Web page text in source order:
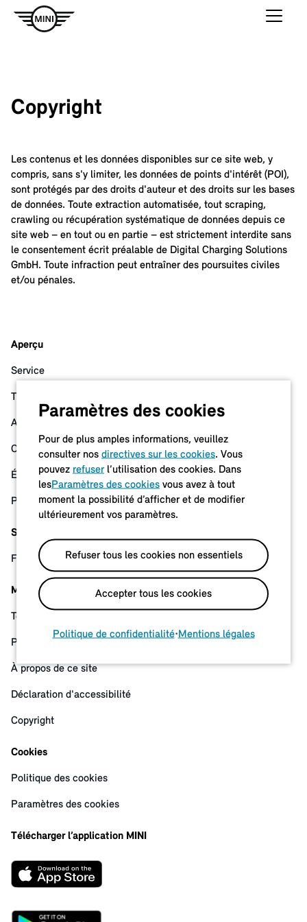
Copyright
Les contenus et les données disponibles sur ce site web, y
compris, sans s'y limiter, les données de points d'intérêt (POI),
sont protégés par des droits d'auteur et des droits sur les bases
de données. Toute extraction automatisée, tout scraping,
crawling ou récupération systématique de données depuis ce
site web – en tout ou en partie – est strictement interdite sans
le consentement écrit préalable de Digital Charging Solutions
GmbH. Toute infraction peut entraîner des poursuites civiles
et/ou pénales.
Aperçu
Service
Tarifs
Avantages
Carte
Énergie électrique
Parc
Support
FAQ et assistance
Mentions juridiques
Termes, modalités et conditions
Politique de confidentialité
À propos de ce site
Déclaration d'accessibilité
Copyright
Cookies
Politique des cookies
Paramètres des cookies
Télécharger l’application MINI
Paramètres des cookies
Pour de plus amples informations, veuillez
consulter nos directives sur les cookies. Vous
pouvez refuserl’utilisation des cookies. Dans
lesParamètres des cookies vous avez à tout
moment la possibilité d’afficher et de modifier
ultérieurement vos paramètres.
Refuser tous les cookies non essentiels
Accepter tous les cookies
Politique de confidentialité•Mentions légales